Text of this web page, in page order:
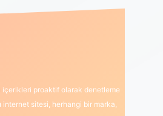
içerikleri proaktif olarak denetleme
internet sitesi, herhangi bir marka,